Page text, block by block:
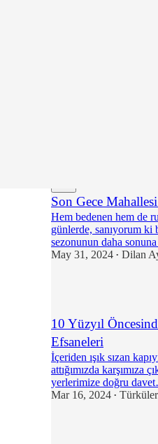
Son Gece
Hem bedenen hem de
günlerde, sanıyorum ki
sezonunun daha
May 31, 2024 • Dilan
10 Yüzyıl
Efsaneleri
İçeriden ışık sızan
attığımızda karşımıza
yerlerimize doğru
Mar 16, 2024 •